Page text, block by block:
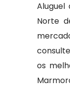
Aluguel
Norte
os